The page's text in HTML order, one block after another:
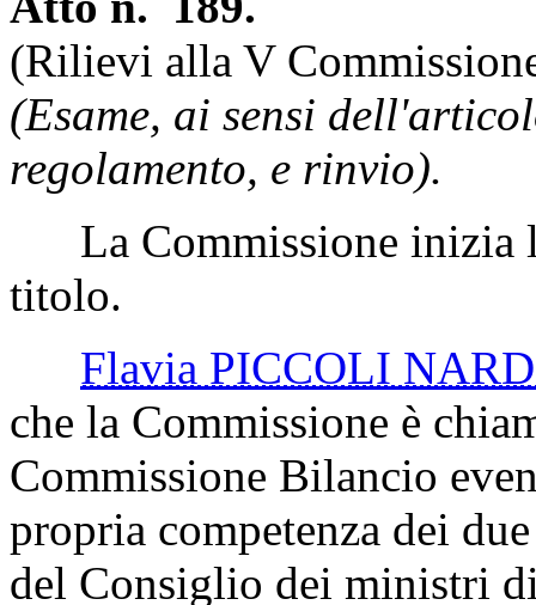
(Rilievi alla V
(Esame, ai sensi
regolamento, e rinvio).
La Commissione inizia
titolo.
Flavia PICCOLI
che la Commissione è
Commissione Bilancio
propria competenza dei
del Consiglio dei ministri